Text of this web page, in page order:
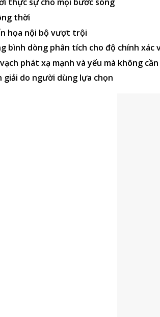
thời
họa nội bộ vượt trội
bình dòng phân tích cho độ chính
phát xạ mạnh và yếu mà không
giải do người dùng lựa chọn